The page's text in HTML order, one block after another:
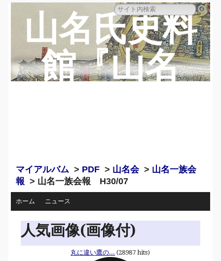
山名氏史料
館『山名
マイアルバム > PDF > 山名会> 山名一族会
報 > 山名一族会報 H30/07
ホーム ニュース
人気画像(画像付)
丸に違い鷹の... (28987 hits)